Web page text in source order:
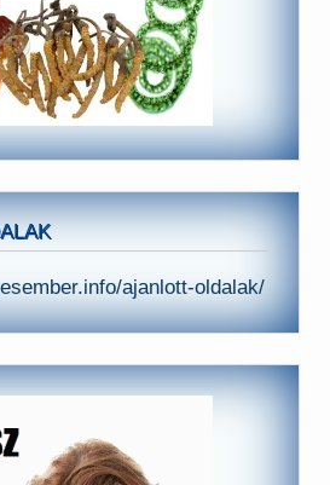
ajanlott-oldalak/